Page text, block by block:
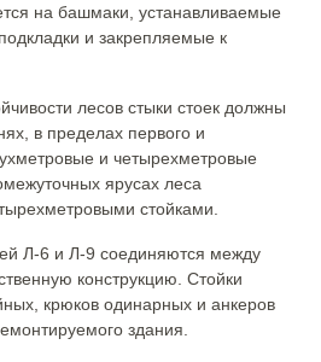
на башмаки, устанавливаемые
и закрепляемые к
лесов стыки стоек должны
в пределах первого и
и четырехметровые
ярусах леса
стойками.
Л-6 и Л-9 соединяются между
конструкцию. Стойки
крюков одинарных и анкеров
здания.